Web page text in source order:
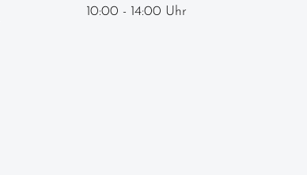
10:00 - 14:00 Uhr